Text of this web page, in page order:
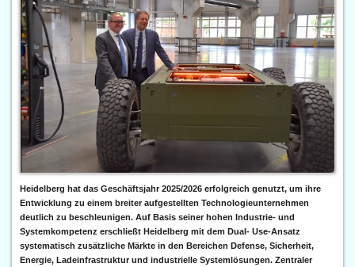
Heidelberg hat das Geschäftsjahr 2025/2026 erfolgreich genutzt, um ihre
Entwicklung zu einem breiter aufgestellten Technologieunternehmen
deutlich zu beschleunigen. Auf Basis seiner hohen Industrie- und
Systemkompetenz erschließt Heidelberg mit dem Dual- Use-Ansatz
systematisch zusätzliche Märkte in den Bereichen Defense, Sicherheit,
Energie, Ladeinfrastruktur und industrielle Systemlösungen. Zentraler